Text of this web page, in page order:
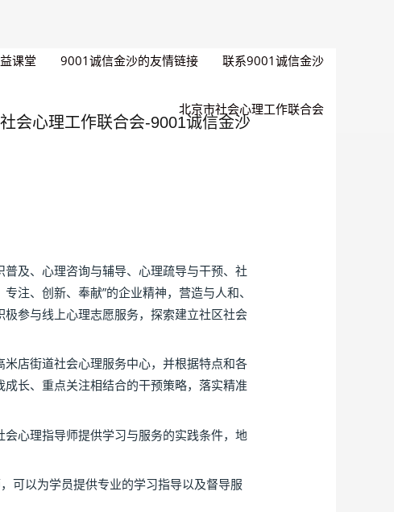
课堂 9001诚信金沙的友情链接 联系9001诚信金沙
北京市社会心理工作联合会
会心理工作联合会-9001诚信金沙
及、心理咨询与辅导、心理疏导与干预、社
注、创新、奉献”的企业精神，营造与人和、
参与线上心理志愿服务，探索建立社区社会
店街道社会心理服务中心，并根据特点和各
长、重点关注相结合的干预策略，落实精准
心理指导师提供学习与服务的实践条件，地
可以为学员提供专业的学习指导以及督导服